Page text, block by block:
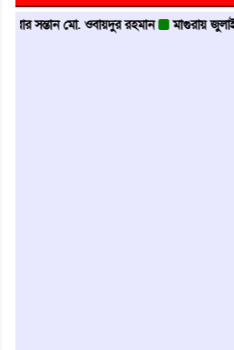
সন্তান মো. ওবায়দুর রহমান মাগুরায় জুলাই